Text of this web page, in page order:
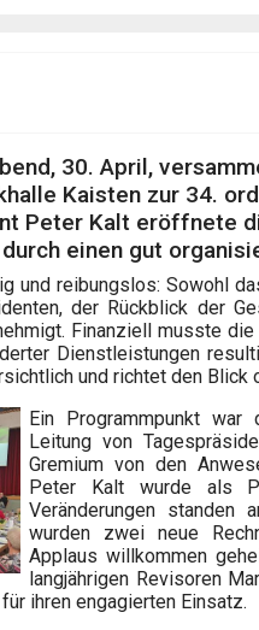
30. April,
Kaisten zur 34.
Peter Kalt eröffnete
einen gut
und reibungslos: Sowohl
der Rückblick der
Finanziell musste
Dienstleistungen
und richtet den Blick
Ein Programmpunkt
Leitung von
Gremium von den
Peter Kalt wurde als
Veränderungen
wurden zwei neue
Applaus willkommen
langjährigen Revisoren
ihren engagierten Einsatz.